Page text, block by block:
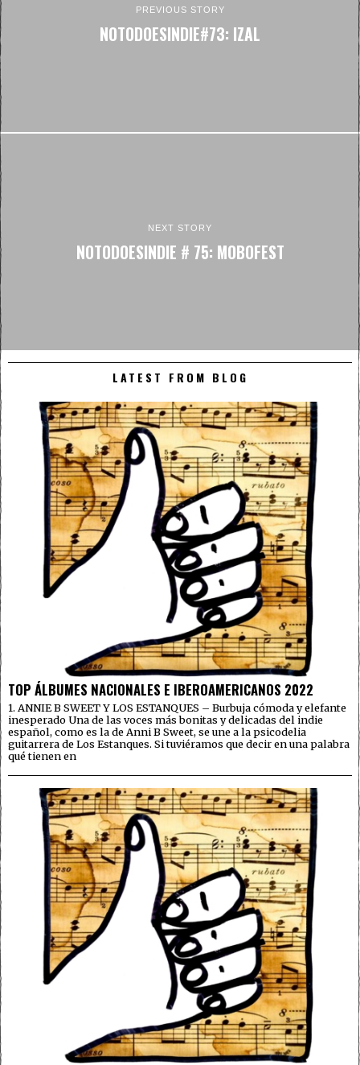
PREVIOUS STORY
NOTODOESINDIE#73: IZAL
NEXT STORY
NOTODOESINDIE # 75: MOBOFEST
LATEST FROM BLOG
TOP ÁLBUMES NACIONALES E IBEROAMERICANOS 2022
1. ANNIE B SWEET Y LOS ESTANQUES – Burbuja cómoda y elefante
inesperado Una de las voces más bonitas y delicadas del indie
español, como es la de Anni B Sweet, se une a la psicodelia
guitarrera de Los Estanques. Si tuviéramos que decir en una palabra
qué tienen en